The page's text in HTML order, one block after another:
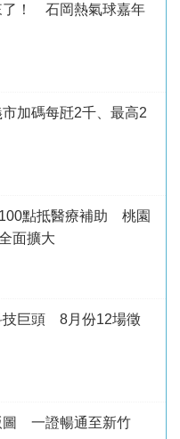
了！ 石岡熱氣球嘉年
加碼每瓩2千、最高2
點抵醫療補助 桃園
面擴大
技巨頭 8月份12場徵
圖 一證暢通至新竹